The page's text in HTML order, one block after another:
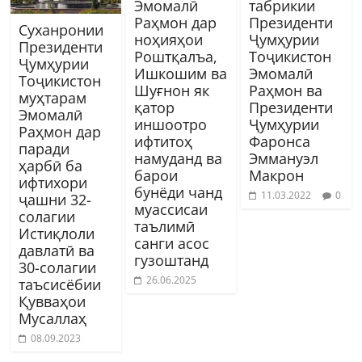
Суханронии
Президенти
Ҷумҳурии
Тоҷикистон
муҳтарам
Эмомалӣ
Раҳмон дар
паради
ҳарбӣ ба
ифтихори
ҷашни 32-
солагии
Истиқлоли
давлатӣ ва
30-солагии
таъсисёбии
Қувваҳои
Мусаллаҳ
08.09.2023
Эмомалӣ
Раҳмон дар
ноҳияҳои
Роштқалъа,
Ишкошим ва
Шуғнон як
қатор
иншоотро
ифтитоҳ
намуданд ва
барои
бунёди чанд
муассисаи
таълимӣ
санги асос
гузоштанд
26.06.2025
табрикии
Президенти
Ҷумҳурии
Тоҷикистон
Эмомалӣ
Раҳмон ва
Президенти
Ҷумҳурии
Фаронса
Эммануэл
Макрон
11.03.2022 0